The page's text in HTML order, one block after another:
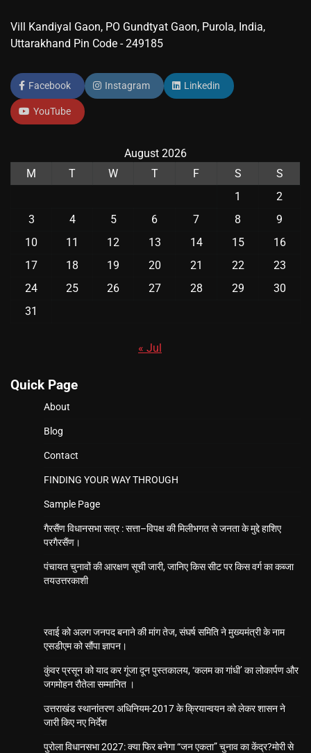
Vill Kandiyal Gaon, PO Gundtyat Gaon, Purola, India,
Uttarakhand Pin Code - 249185
Facebook Instagram Linkedin
YouTube
August 2026
M
T W T F S
S
1
2
3
4 5 6 7 8
9
10
11 12 13 14 15
16
17
18 19 20 21 22
23
24
25 26 27 28 29
30
31
« Jul
Quick Page
About
Blog
Contact
FINDING YOUR WAY THROUGH
Sample Page
गैरसैंण विधानसभा सत्र : सत्ता–विपक्ष की मिलीभगत से जनता के मुद्दे हाशिए
परगैरसैंण।
पंचायत चुनावों की आरक्षण सूची जारी, जानिए किस सीट पर किस वर्ग का कब्जा
तयउत्तरकाशी
रवाई को अलग जनपद बनाने की मांग तेज, संघर्ष समिति ने मुख्यमंत्री के नाम
एसडीएम को सौंपा ज्ञापन।
कुंवर प्रसून को याद कर गूंजा दून पुस्तकालय, ‘कलम का गांधी’ का लोकार्पण और
जगमोहन रौतेला सम्मानित ।
उत्तराखंड स्थानांतरण अधिनियम-2017 के क्रियान्वयन को लेकर शासन ने
जारी किए नए निर्देश
पुरोला विधानसभा 2027: क्या फिर बनेगा “जन एकता” चुनाव का केंद्र?मोरी से